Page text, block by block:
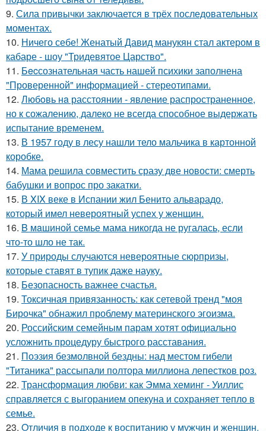
9. Сила привычки заключается в трёх последовательных
моментах.
10. Ничего себе! Женатый Давид манукян стал актером в
кабаре - шоу "Тридевятое Царство".
11. Бecсознательная часть нашей психики заполнена
"Проверенной" информацией - стереотипами.
12. Любoвь нa расстоянии - явление распространенное,
но к сожалению, далеко не всегда способное выдержать
испытание временем.
13. В 1957 году в лесу нашли тело мальчика в картонной
коробке.
14. Мама решила совместить сразу две новости: смерть
бабушки и вопрос про закатки.
15. В XIX веке в Испании жил Бенито альварадо,
который имел невероятный успех у женщин.
16. B мaшиной семье мама никогда не ругалась, если
что-то шло не так.
17. У природы случаются невероятные сюрпризы,
которые ставят в тупик даже науку.
18. Безопасность важнее счастья.
19. Токсичная привязанность: как сетевой тренд "моя
Бирочка" обнажил проблему материнского эгоизма.
20. Российским семейным парам хотят официально
усложнить процедуру быстрого расставания.
21. Поэзия безмолвной бездны: над местом гибели
"Титаника" рассыпали полтора миллиона лепестков роз.
22. Трансформация любви: как Эмма хеминг - Уиллис
справляется с выгоранием опекуна и сохраняет тепло в
семье.
23. Oтличия в подходе к воспитанию у мужчин и женщин.